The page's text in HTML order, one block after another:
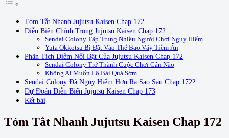
Tóm Tắt Nhanh Jujutsu Kaisen Chap 172
Diễn Biến Chính Trong Jujutsu Kaisen Chap 172
Sendai Colony Tập Trung Nhiều Người Chơi Nguy Hiểm
Yuta Okkotsu Bị Đặt Vào Thế Bao Vây Tiềm Ẩn
Phân Tích Điểm Nổi Bật Của Jujutsu Kaisen Chap 172
Sendai Colony Trở Thành Cuộc Chơi Cân Não
Không Ai Muốn Lộ Bài Quá Sớm
Sendai Colony Đã Nguy Hiểm Hơn Ra Sao Sau Chap 172?
Dự Đoán Diễn Biến Jujutsu Kaisen Chap 173
Kết bài
Tóm Tắt Nhanh Jujutsu Kaisen Chap 172